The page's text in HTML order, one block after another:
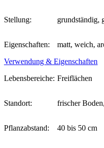
Stellung: grundständig,
Eigenschaften:
matt, weich,
Verwendung & Eigenschaften
Lebensbereiche: Freiflächen
Standort: frischer
Pflanzabstand: 40 bis 50 cm